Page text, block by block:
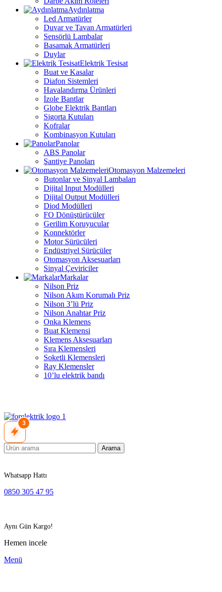
Aydınlatma
Led Armatürler
Duvar ve Tavan Armatürleri
Sensörlü Lambalar
Basamak Armatürleri
Duylar
Elektrik Tesisat
Buat ve Kasalar
Diafon Sistemleri
Havalandırma Ürünleri
İzole Bantlar
Globe Elektrik Bantları
Sigorta Kutuları
Kofralar
Kombinasyon Kutuları
Panolar
ABS Panolar
Şantiye Panoları
Otomasyon Malzemeleri
Butonlar ve Sinyal Lambaları
Dijital Input Modülleri
Dijital Output Modülleri
Diod Modülleri
FO Dönüştürücüler
Gerilim Koruyucular
Konnektörler
Motor Sürücüleri
Endüstriyel Sürücüler
Otomasyon Aksesuarları
Sinyal Çeviriciler
Markalar
Nilson Priz
Nilson Akım Korumalı Priz
Nilson 3’lü Priz
Nilson Anahtar Priz
Onka Klemens
Buat Klemensi
Klemens Aksesuarları
Sıra Klemensleri
Soketli Klemensleri
Ray Klemensler
10’lu elektrik bandı
3
Arama
Whatsapp Hattı
0850 305 47 95
Aynı Gün Kargo!
Hemen incele
Menü